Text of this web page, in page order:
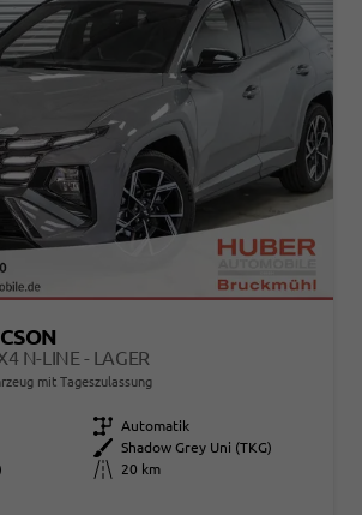
N-LINE - LAGER
mit Tageszulassung
Getriebe Automatik
Außenfarbe
Shadow Grey Uni (TKG)
Kilometerstand
20 km